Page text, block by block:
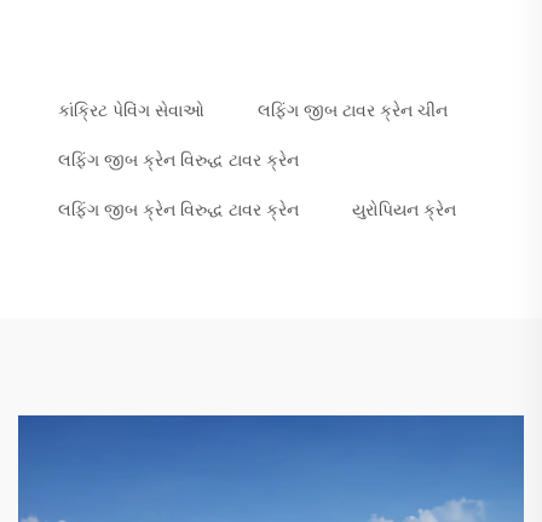
કાંક્રિટ પેવિંગ સેવાઓ લફિંગ જીબ ટાવર ક્રેન ચીન
લફિંગ જીબ ક્રેન વિરુદ્ધ ટાવર ક્રેન
લફિંગ જીબ ક્રેન વિરુદ્ધ ટાવર ક્રેન યુરોપિયન ક્રેન